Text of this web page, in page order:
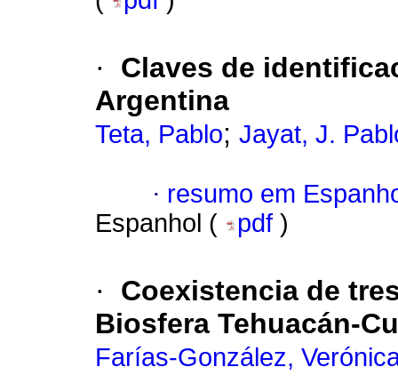
·
Claves de
Argentina
Teta, Pablo; Jayat, J.
· resumo em
Espanhol (
pdf )
·
Coexistencia de
Biosfera Tehuacán-
Farías-González,